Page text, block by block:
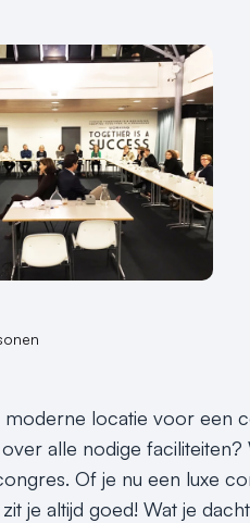
moderne locatie voor een
alle nodige
Of je nu een luxe
je altijd goed! Wat je